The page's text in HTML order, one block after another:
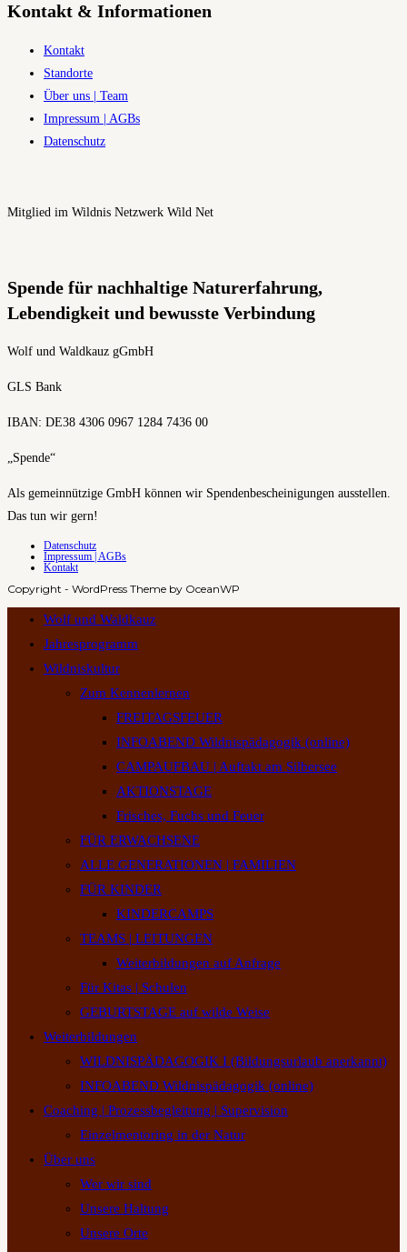
Kontakt & Informationen
Kontakt
Standorte
Über uns | Team
Impressum | AGBs
Datenschutz
Mitglied im Wildnis Netzwerk Wild Net
Spende für nachhaltige Naturerfahrung,
Lebendigkeit und bewusste Verbindung
Wolf und Waldkauz gGmbH
GLS Bank
IBAN: DE38 4306 0967 1284 7436 00
„Spende“
Als gemeinnützige GmbH können wir Spendenbescheinigungen ausstellen.
Das tun wir gern!
Datenschutz
Impressum | AGBs
Kontakt
Copyright - WordPress Theme by OceanWP
Wolf und Waldkauz
Jahresprogramm
Wildniskultur
Zum Kennenlernen
FREITAGSFEUER
INFOABEND Wildnispädagogik (online)
CAMPAUFBAU | Auftakt am Silbersee
AKTIONSTAGE
Frisches, Fuchs und Feuer
FÜR ERWACHSENE
ALLE GENERATIONEN | FAMILIEN
FÜR KINDER
KINDERCAMPS
TEAMS | LEITUNGEN
Weiterbildungen auf Anfrage
Für Kitas | Schulen
GEBURTSTAGE auf wilde Weise
Weiterbildungen
WILDNISPÄDAGOGIK I (Bildungsurlaub anerkannt)
INFOABEND Wildnispädagogik (online)
Coaching | Prozessbegleitung | Supervision
Einzelmentoring in der Natur
Über uns
Wer wir sind
Unsere Haltung
Unsere Orte